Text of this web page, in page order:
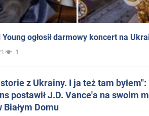
ogłosił darmowy koncert na
1
z Ukrainy. I ja też tam
postawił J.D. Vance'a na swoim
Domu